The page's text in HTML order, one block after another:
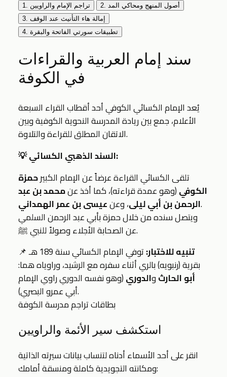
1. تراجم الإمام والراويين
2. أصول المنهج ومحاكي المد
3. إمالة هاء التأنيث عند الوقف
4. تطبيقات سورتي الفاتحة والبقرة
سند إمام العربية والقراءات
في الكوفة
يُعد الإمام الكسائي الكوفي أحد أقطاب القراء السبعة
الأعلام، جمع بين ريادة المدرسة النحوية الكوفية وبين
الاتقان المطلق للقراءة والتلاوة.
💡 السند الذهبي الكسائي:
تلقى الكسائي القراءة عرضاً عن الإمام الكبيرحمزة
الكوفي(وهو عمدة قراءته)، كما أخذ عنمحمد بن عبد
الرحمن بن أبي ليلى، وعنعيسى بن عمر الهمداني
.
ويتصل سنده من خلال حمزة بأبي عبد الرحمن السلمي
عن الصحابة الأجلاء وصولاً للنبي ﷺ.
📌
تنبيه للاختبار:
توفي الإمام الكسائي سنة 189 هـ
بقرية (رنبويه) بالري أثناء سفره مع الرشيد، وراوياه هما:
أبو الحارثوالدوري(وهو نفسه الدوري راوي الإمام
أبي عمرو البصري).
بطاقات تراجم مدرسة الكوفة
استكشف سير الأئمة والراويين
انقر على أحد الأسماء أدناه لتنساب بيانات سيرته الذاتية
ومكانته التجويدية كاملة ومنسقة أمامك: